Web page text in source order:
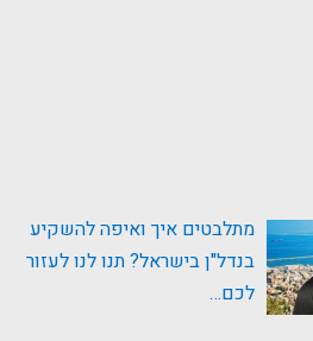
מתלבטים איך ואיפה להשקיע
בנדל"ן בישראל? תנו לנו לעזור
לכם…